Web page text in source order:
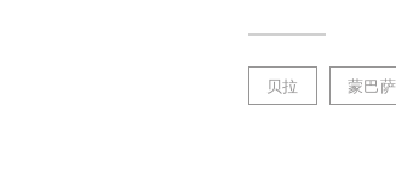
贝拉 蒙巴萨